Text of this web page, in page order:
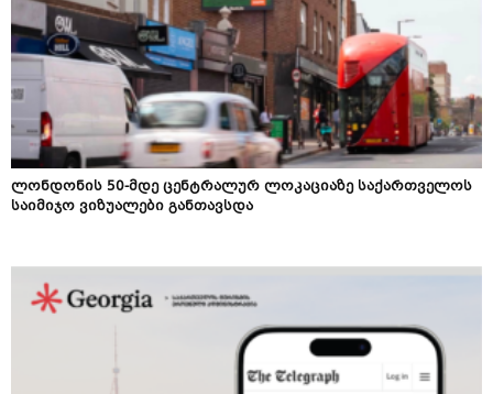
ლონდონის 50-მდე ცენტრალურ ლოკაციაზე საქართველოს
საიმიჯო ვიზუალები განთავსდა